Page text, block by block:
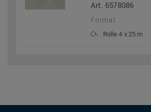
Art. 6578086
Format
Rolle 4 x 25 m